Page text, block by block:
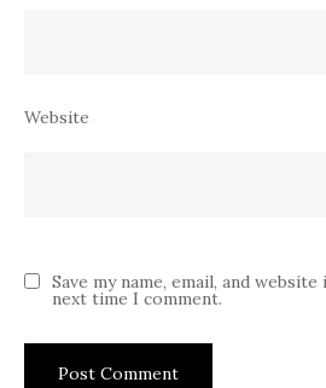
Website
Save my name, email, and
next time I comment.